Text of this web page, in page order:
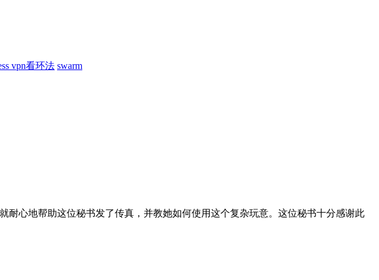
vpn看环法 swarm
心地帮助这位秘书发了传真，并教她如何使用这个复杂玩意。这位秘书十分感谢此